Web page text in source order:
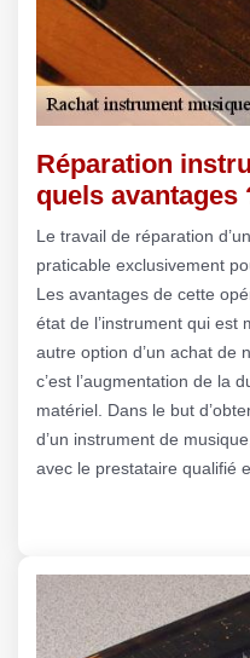
Réparation
quels avantages
Le travail de réparation
praticable exclusivement
Les avantages de cette
état de l’instrument qui est
autre option d’un achat de
c’est l’augmentation de la
matériel. Dans le but
d’un instrument de
avec le prestataire qualifié